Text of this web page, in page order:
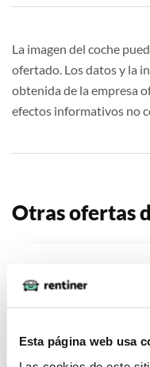
Esta página web usa
La imagen del coche
ofertado. Los datos y la
obtenida de la empresa
efectos informativos no
Otras ofertas